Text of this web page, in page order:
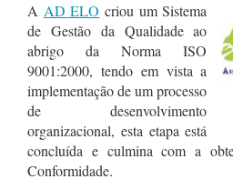
A AD ELO criou um Sistema
de Gestão da Qualidade ao
abrigo da Norma ISO
9001:2000, tendo em vista a
implementação de um processo
de desenvolvimento
organizacional, esta etapa está
concluída e culmina com a
Conformidade.